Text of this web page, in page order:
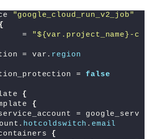
"google_cloud_run_v2_job"
{
=
"${var.project_name}-c
= var.
region
=
false
{
{
= google_serv
hotcoldswitch . email
{